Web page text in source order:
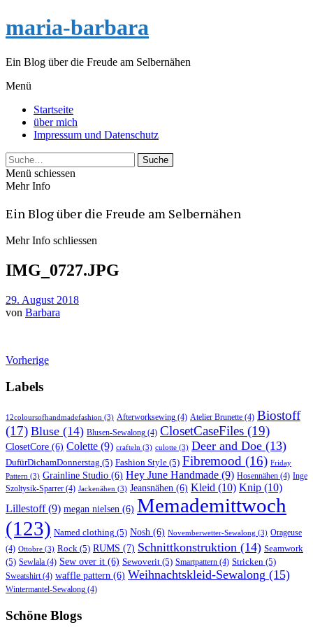
maria-barbara
Ein Blog über die Freude am Selbernähen
Menü
Startseite
über mich
Impressum und Datenschutz
Suche
Menü schiessen
Mehr Info
Ein Blog über die Freude am Selbernähen
Mehr Info schliessen
IMG_0727.JPG
29. August 2018
von Barbara
Vorherige
Labels
12coloursofhandmadefashion (3) Afterworksewing (4) Atelier Brunette (4) Biostoff
(17) Bluse (14) Blusen-Sewalong (4) ClosetCaseFiles (19)
ClosetCore (6) Colette (9) crafteln (3) culotte (3) Deer and Doe (13)
DufürDichamDonnerstag (5) Fashion Style (5) Fibremood (16) Friday
Pattern (3) Grainline Studio (6) Hey June Handmade (9) Hosennähen (4) Inge
Szoltysik-Sparrer (4) Jackenähen (3) Jeansnähen (6) Kleid (10) Knip (10)
Lillestoff(9) megan nielsen (6) Memademittwoch
(123) Named clothing (5) Nosh (6) Novemberwetter-Sewalong (3) Orageuse
(4) Ottobre (3) Rock (5) RUMS (7) Schnittkonstruktion (14) Seamwork
(5) Sewlala (4) Sew over it (6) Sewoverit (5) Smartpattern (4) Stricken (5)
Sweatshirt(4) waffle pattern (6) Weihnachtskleid-Sewalong (15)
Wintermantel-Sewalong (4)
Schöne Blogs